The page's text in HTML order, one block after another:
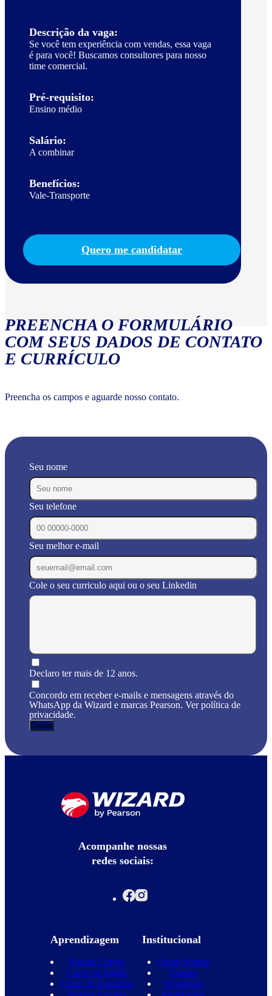
Descrição da vaga:
Se você tem experiência com vendas, essa vaga
é para você! Buscamos consultores para nosso
time comercial.
Pré-requisito:
Ensino médio
Salário:
A combinar
Benefícios:
Vale-Transporte
Quero me candidatar
PREENCHA O FORMULÁRIO
COM SEUS DADOS DE CONTATO
E CURRÍCULO
Preencha os campos e aguarde nosso contato.
Seu nome
Seu telefone
Seu melhor e-mail
Cole o seu curriculo aqui ou o seu Linkedin
Declaro ter mais de 12 anos.
Concordo em receber e-mails e mensagens através do
WhatsApp da Wizard e marcas Pearson. Ver política de
privacidade.
Acompanhe nossas
redes sociais:
Aprendizagem
Nossos Cursos
Curso de Inglês
Curso de Espanhol
Institucional
Quem Somos
Equipe
Novidades